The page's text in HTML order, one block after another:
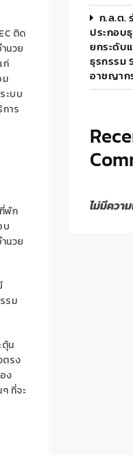
ติด
นวย
ก่
ม
ระบบ
าร
พัก
บ
นวย
รม
น
ตรง
ง
ที่จะ
ก.ล.ต.
ประกอบ
ยกระดับ
ธุรกรรม
อาชญาก
ไม่มีควา